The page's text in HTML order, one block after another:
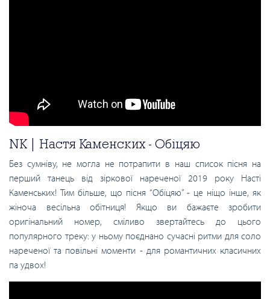
NK | Настя Каменских - Обіцяю
Без сумніву, не могла не потрапити в наш список пісня на
перший танець від зіркової нареченої 2019 року Насті
Каменських! Тим більше, що пісня “Обіцяю” - це ніщо інше, як
жіноча весільна обітниця! Якщо ви бажаєте зробити
оригінальний номер, сміливо звертайтесь до цього
популярного треку: у ньому поєднано сучасні ритми для соло
нареченої та повільні моменти - для романтичних класичних
па удвох!